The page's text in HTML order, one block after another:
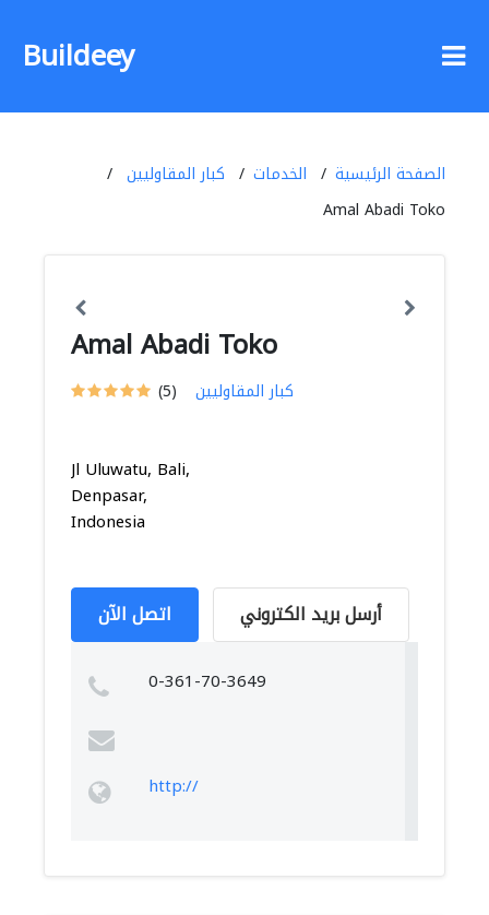
Buildeey
الصفحة الرئيسية الخدمات
كبار المقاوليين
Amal Abadi Toko
Amal Abadi Toko
(5) كبار المقاوليين
Jl Uluwatu, Bali,
Denpasar,
Indonesia
اتصل الآن أرسل بريد الكتروني
0-361-70-3649
http://